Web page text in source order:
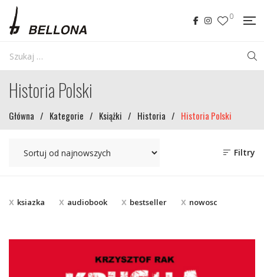
0
Historia Polski
Główna / Kategorie / Książki / Historia / Historia Polski
Filtry
ksiazka audiobook bestseller nowosc